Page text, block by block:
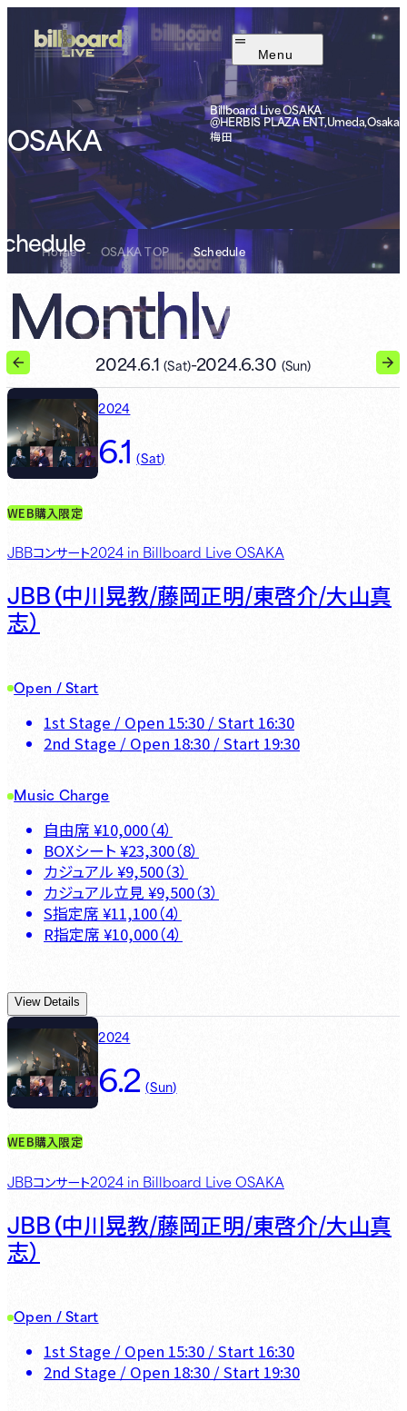
Menu
OSAKA
Billboard Live OSAKA
@HERBIS PLAZA ENT,Umeda,Osaka
梅田
Home - OSAKA TOP - Schedule
Monthly
2024.6.1(Sat)-2024.6.30 (Sun)
2024
6.1 (Sat)
WEB購入限定
JBBコンサート2024 in Billboard Live OSAKA
JBB（中川晃教/藤岡正明/東啓介/大山真
志）
Open / Start
1st Stage / Open 15:30 / Start 16:30
2nd Stage / Open 18:30 / Start 19:30
Music Charge
自由席 ¥10,000（4）
BOXシート ¥23,300（8）
カジュアル ¥9,500（3）
カジュアル立見 ¥9,500（3）
S指定席 ¥11,100（4）
R指定席 ¥10,000（4）
View Details
2024
6.2 (Sun)
WEB購入限定
JBBコンサート2024 in Billboard Live OSAKA
JBB（中川晃教/藤岡正明/東啓介/大山真
志）
Open / Start
1st Stage / Open 15:30 / Start 16:30
2nd Stage / Open 18:30 / Start 19:30